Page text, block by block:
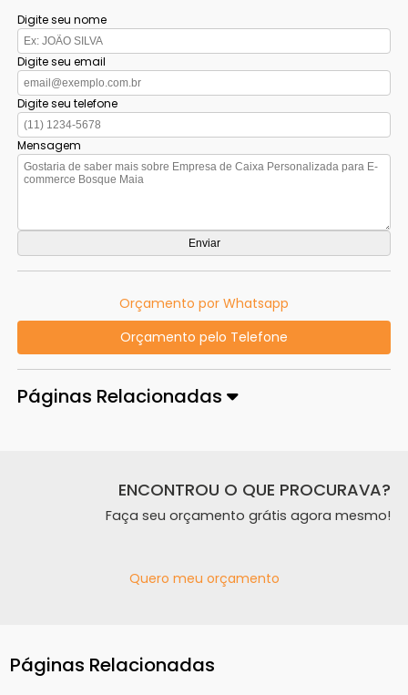
Digite seu nome
Digite seu email
Digite seu telefone
Mensagem
Orçamento por Whatsapp
Orçamento pelo Telefone
Páginas Relacionadas
ENCONTROU O QUE PROCURAVA?
Faça seu orçamento grátis agora mesmo!
Quero meu orçamento
Páginas Relacionadas